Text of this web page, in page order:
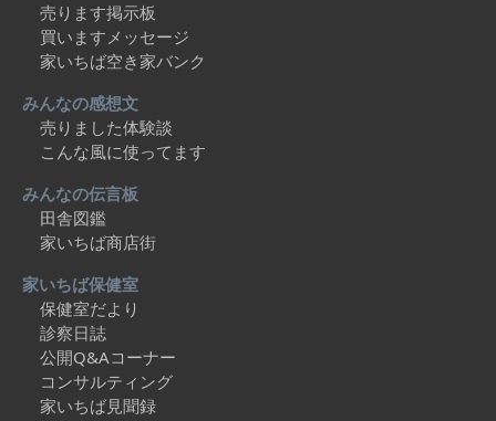
売ります掲示板
買いますメッセージ
家いちば空き家バンク
みんなの感想文
売りました体験談
こんな風に使ってます
みんなの伝言板
田舎図鑑
家いちば商店街
家いちば保健室
保健室だより
診察日誌
公開Q&Aコーナー
コンサルティング
家いちば見聞録